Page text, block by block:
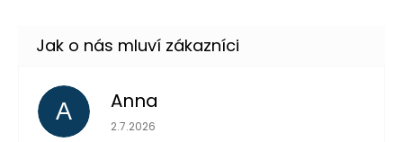
A Anna
Hodnocení obchodu je 5 z 5 hvězdiček.
2.7.2026